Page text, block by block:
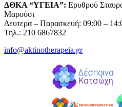
ΔΘΚΑ “ΥΓΕΙΑ”: Ερυθρού
Μαρούσι
Δευτερα – Παρασκευή: 09:00 –
Τηλ.: 210 6867832
info@aktinotherapeia.gr